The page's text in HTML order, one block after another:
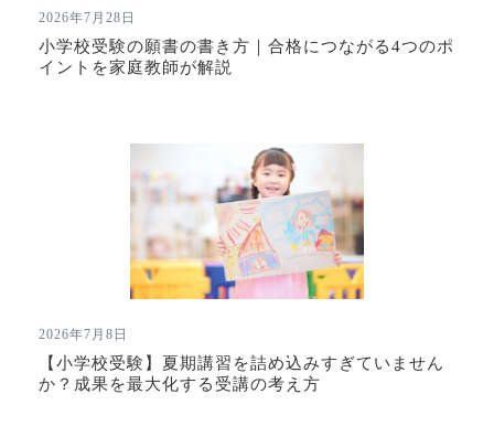
2026年7月28日
小学校受験の願書の書き方｜合格につながる4つのポ
イントを家庭教師が解説
2026年7月8日
【小学校受験】夏期講習を詰め込みすぎていません
か？成果を最大化する受講の考え方